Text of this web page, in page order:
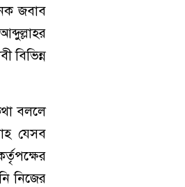
জবাব
বিভিন্ন
বললে
যেসব
নিজের